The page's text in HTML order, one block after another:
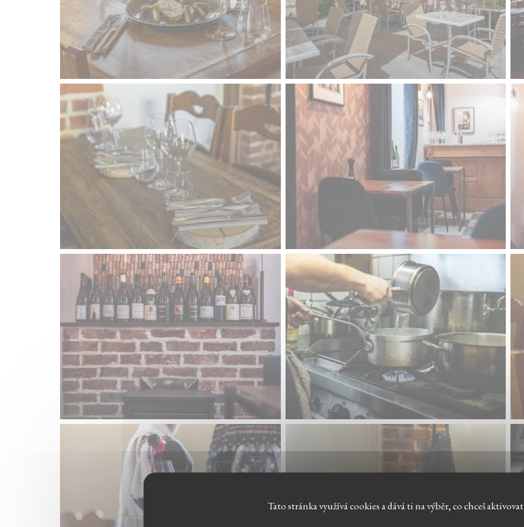
Tato stránka využívá cookies a dává ti na výběr, co chceš aktivovat